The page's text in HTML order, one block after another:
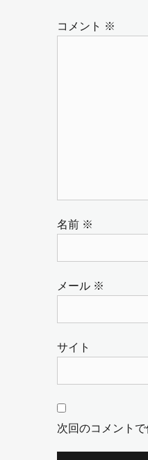
ー
コメント ※
名前 ※
メール ※
サイト
次回のコメント